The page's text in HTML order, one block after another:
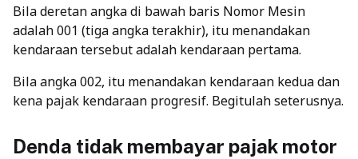
Bila deretan angka di bawah baris Nomor Mesin
adalah 001 (tiga angka terakhir), itu menandakan
kendaraan tersebut adalah kendaraan pertama.
Bila angka 002, itu menandakan kendaraan kedua dan
kena pajak kendaraan progresif. Begitulah seterusnya.
Denda tidak membayar pajak motor